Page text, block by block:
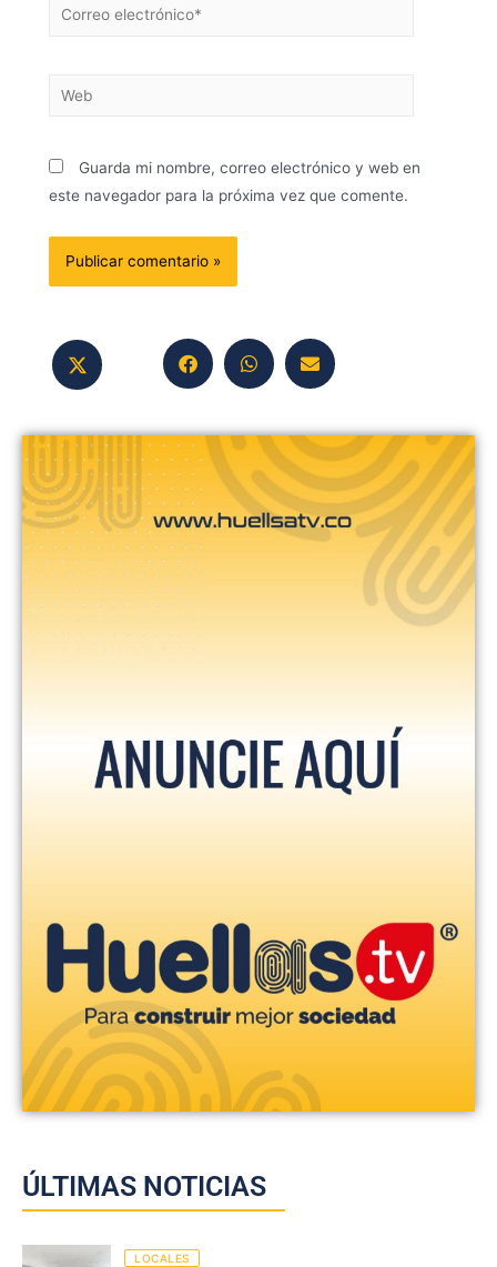
Guarda mi nombre, correo electrónico y web en
este navegador para la próxima vez que comente.
ÚLTIMAS NOTICIAS
LOCALES